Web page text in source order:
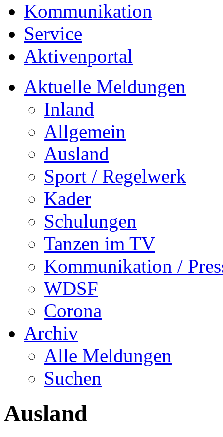
Kommunikation
Service
Aktivenportal
Aktuelle Meldungen
Inland
Allgemein
Ausland
Sport / Regelwerk
Kader
Schulungen
Tanzen im TV
Kommunikation /
WDSF
Corona
Archiv
Alle Meldungen
Suchen
Ausland